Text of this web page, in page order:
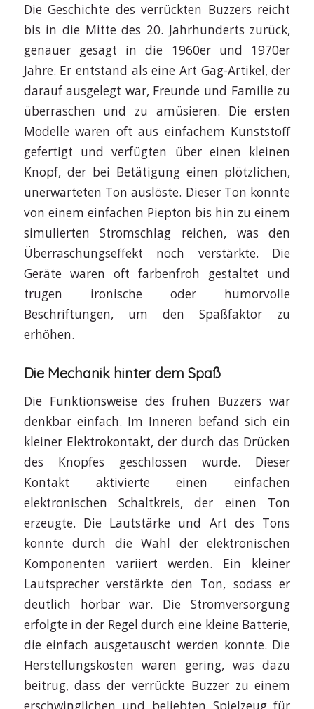
Die Geschichte des verrückten Buzzers reicht
bis in die Mitte des 20. Jahrhunderts zurück,
genauer gesagt in die 1960er und 1970er
Jahre. Er entstand als eine Art Gag-Artikel, der
darauf ausgelegt war, Freunde und Familie zu
überraschen und zu amüsieren. Die ersten
Modelle waren oft aus einfachem Kunststoff
gefertigt und verfügten über einen kleinen
Knopf, der bei Betätigung einen plötzlichen,
unerwarteten Ton auslöste. Dieser Ton konnte
von einem einfachen Piepton bis hin zu einem
simulierten Stromschlag reichen, was den
Überraschungseffekt noch verstärkte. Die
Geräte waren oft farbenfroh gestaltet und
trugen ironische oder humorvolle
Beschriftungen, um den Spaßfaktor zu
erhöhen.
Die Mechanik hinter dem Spaß
Die Funktionsweise des frühen Buzzers war
denkbar einfach. Im Inneren befand sich ein
kleiner Elektrokontakt, der durch das Drücken
des Knopfes geschlossen wurde. Dieser
Kontakt aktivierte einen einfachen
elektronischen Schaltkreis, der einen Ton
erzeugte. Die Lautstärke und Art des Tons
konnte durch die Wahl der elektronischen
Komponenten variiert werden. Ein kleiner
Lautsprecher verstärkte den Ton, sodass er
deutlich hörbar war. Die Stromversorgung
erfolgte in der Regel durch eine kleine Batterie,
die einfach ausgetauscht werden konnte. Die
Herstellungskosten waren gering, was dazu
beitrug, dass der verrückte Buzzer zu einem